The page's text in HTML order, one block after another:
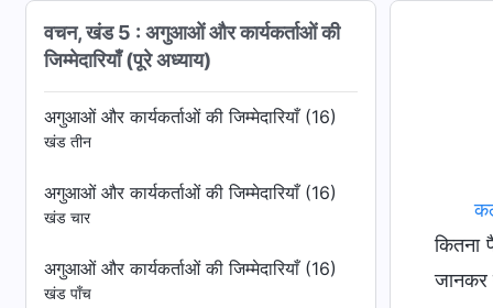
वचन, खंड 5 : अगुआओं और कार्यकर्ताओं की
जिम्मेदारियाँ (पूरे अध्याय)
अगुआओं और कार्यकर्ताओं की जिम्मेदारियाँ (16)
खंड दो
अगुआओं और कार्यकर्ताओं की जिम्मेदारियाँ (16)
खंड तीन
अगुआओं और कार्यकर्ताओं की जिम्मेदारियाँ (16)
खंड चार
अगुआओं और कार्यकर्ताओं की जिम्मेदारियाँ (16)
खंड पाँच